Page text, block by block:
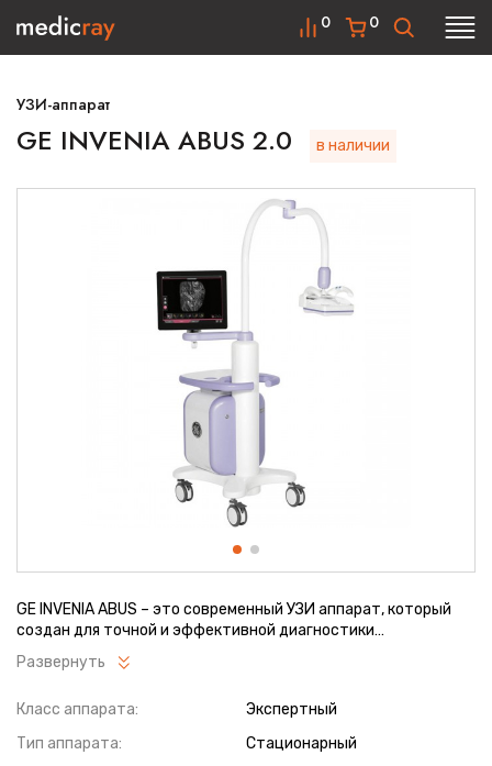
0
0
УЗИ-аппарат
GE INVENIA ABUS 2.0 в наличии
GE INVENIA ABUS – это современный УЗИ аппарат, который
создан для точной и эффективной диагностики
сканирования с высокой плотностью молочных желез.
Выявляемость патологий раковых и предраковых стадий
позволяет ставить врачу точные и своевременные
диагнозы. Традиционные методы использования
маммографии не показывают такой выявляемости,
Развернуть
Класс аппарата:
Экспертный
Тип аппарата:
Стационарный